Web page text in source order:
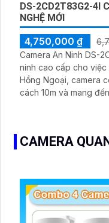
DS-2CD2T83G2-4I
NGHỆ MỚI
4,750,000 ₫
Camera An Ninh DS-
ninh cao cấp cho việc giám
Hồng Ngoại, camera
cách 10m và mang
CAMERA